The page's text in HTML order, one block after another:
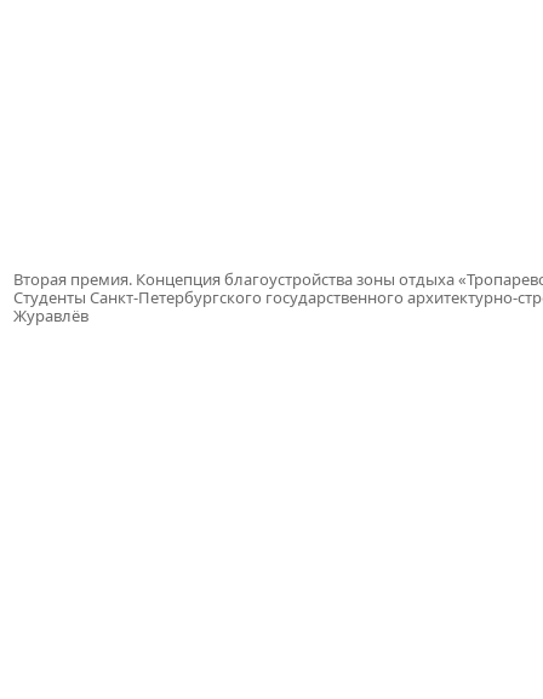
Вторая премия. Концепция благоустройства зоны отдыха
Студенты Санкт-Петербургского государственного
Журавлёв